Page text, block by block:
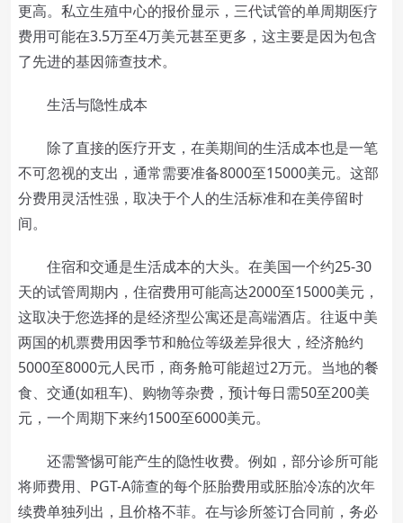
更高。私立生殖中心的报价显示，三代试管的单周期医疗
费用可能在3.5万至4万美元甚至更多，这主要是因为包含
了先进的基因筛查技术。
生活与隐性成本
除了直接的医疗开支，在美期间的生活成本也是一笔
不可忽视的支出，通常需要准备8000至15000美元。这部
分费用灵活性强，取决于个人的生活标准和在美停留时
间。
住宿和交通是生活成本的大头。在美国一个约25-30
天的试管周期内，住宿费用可能高达2000至15000美元，
这取决于您选择的是经济型公寓还是高端酒店。往返中美
两国的机票费用因季节和舱位等级差异很大，经济舱约
5000至8000元人民币，商务舱可能超过2万元。当地的餐
食、交通(如租车)、购物等杂费，预计每日需50至200美
元，一个周期下来约1500至6000美元。
还需警惕可能产生的隐性收费。例如，部分诊所可能
将师费用、PGT-A筛查的每个胚胎费用或胚胎冷冻的次年
续费单独列出，且价格不菲。在与诊所签订合同前，务必